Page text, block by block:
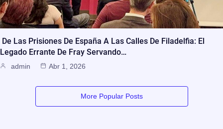
De Las Prisiones De España A Las Calles De Filadelfia: El
Legado Errante De Fray Servando…
admin Abr 1, 2026
More Popular Posts